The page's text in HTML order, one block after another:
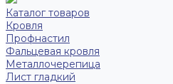
Каталог товаров
Кровля
Профнастил
Фальцевая кровля
Металлочерепица
Лист гладкий